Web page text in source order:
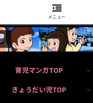
育児マンガTOP
きょうだい児TOP
メニュー